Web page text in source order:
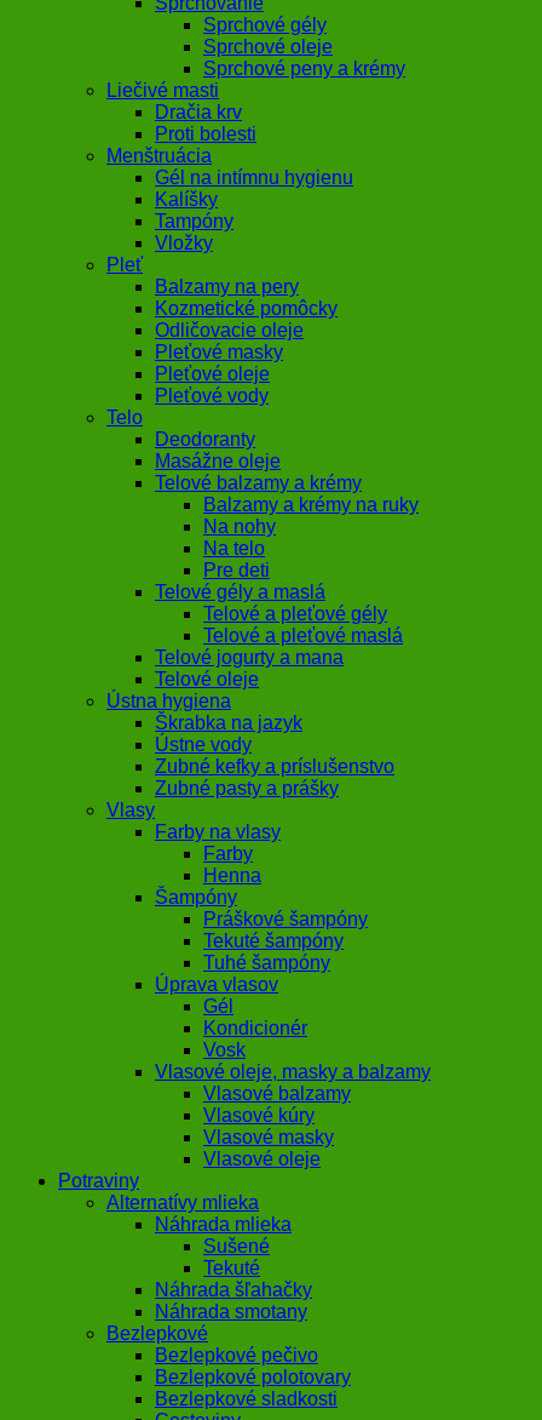
Sprchové gély
Sprchové oleje
Sprchové peny a krémy
Liečivé masti
Dračia krv
Proti bolesti
Menštruácia
Gél na intímnu hygienu
Kalíšky
Tampóny
Vložky
Pleť
Balzamy na pery
Kozmetické pomôcky
Odličovacie oleje
Pleťové masky
Pleťové oleje
Pleťové vody
Telo
Deodoranty
Masážne oleje
Telové balzamy a krémy
Balzamy a krémy na ruky
Na nohy
Na telo
Pre deti
Telové gély a maslá
Telové a pleťové gély
Telové a pleťové maslá
Telové jogurty a mana
Telové oleje
Ústna hygiena
Škrabka na jazyk
Ústne vody
Zubné kefky a príslušenstvo
Zubné pasty a prášky
Vlasy
Farby na vlasy
Farby
Henna
Šampóny
Práškové šampóny
Tekuté šampóny
Tuhé šampóny
Úprava vlasov
Gél
Kondicionér
Vosk
Vlasové oleje, masky a balzamy
Vlasové balzamy
Vlasové kúry
Vlasové masky
Vlasové oleje
Potraviny
Alternatívy mlieka
Náhrada mlieka
Sušené
Tekuté
Náhrada šľahačky
Náhrada smotany
Bezlepkové
Bezlepkové pečivo
Bezlepkové polotovary
Bezlepkové sladkosti